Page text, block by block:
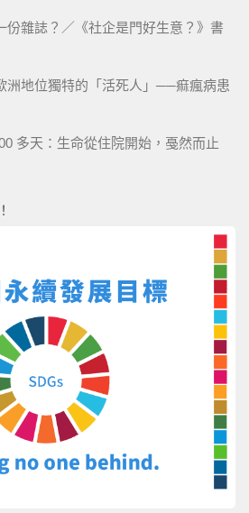
份雜誌？／《社企是門好生意？》書
洲地位獨特的「活死人」──痲瘋病患
多天：生命從住院開始，戞然而止